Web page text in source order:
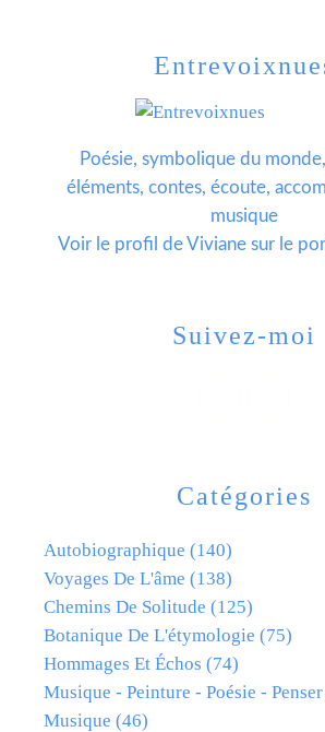
Catégories
Autobiographique (140)
Voyages De L'âme (138)
Chemins De Solitude (125)
Botanique De L'étymologie (75)
Hommages Et Échos (74)
Musique - Peinture - Poésie - Penser
Musique (46)
Poésie, symbolique du
éléments, contes, écoute,
musique
Voir le profil deVivianesur le
Suivez-moi